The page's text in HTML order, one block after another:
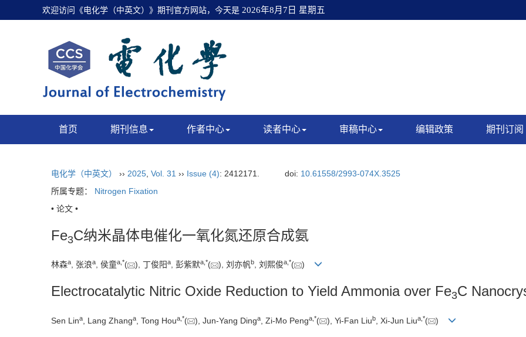
欢迎访问《电化学（中英文）》期刊官方网站，今天是 2026年8月7日 星期五
首页 期刊信息 作者中心 读者中心 审稿中心 编辑政策 期刊订阅
电化学（中英文） ›› 2025 Vol. 31 ›› Issue (4): 2412171. doi: 10.61558/2993-074X.3525
所属专题： Nitrogen Fixation
• 论文 •
Fe3C纳米晶体电催化一氧化氮还原合成氨
林森a, 张浪a, 侯童a *( ), 丁俊阳a, 彭紫默a *( ), 刘亦帆b, 刘熙俊a *( )
Electrocatalytic Nitric Oxide Reduction to Yield Ammonia over Fe3C
Sen Lina , Lang Zhanga , Tong Houa *( ), Jun-Yang Dinga , Zi-Mo Penga *( ), Yi-Fan Liub , Xi-Jun Liua *( )